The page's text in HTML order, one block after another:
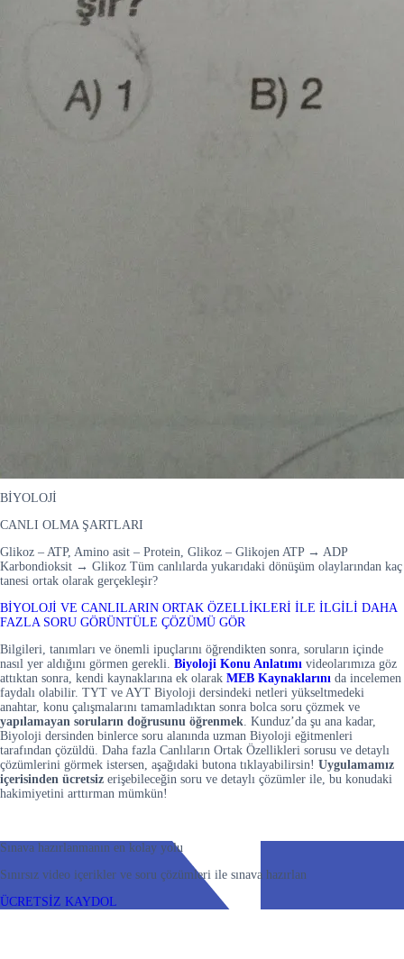
BİYOLOJİ
CANLI OLMA ŞARTLARI
Glikoz – ATP, Amino asit – Protein, Glikoz – Glikojen ATP → ADP
Karbondioksit → Glikoz Tüm canlılarda yukarıdaki dönüşüm olaylarından kaç
tanesi ortak olarak gerçekleşir?
BİYOLOJİ VE CANLILARIN ORTAK ÖZELLİKLERİ İLE İLGİLİ DAHA
FAZLA SORU GÖRÜNTÜLE ÇÖZÜMÜ GÖR
Bilgileri, tanımları ve önemli ipuçlarını öğrendikten sonra, soruların içinde
nasıl yer aldığını görmen gerekli. Biyoloji Konu Anlatımı videolarımıza göz
attıktan sonra, kendi kaynaklarına ek olarak MEB Kaynaklarını da incelemen
faydalı olabilir. TYT ve AYT Biyoloji dersindeki netleri yükseltmedeki
anahtar, konu çalışmalarını tamamladıktan sonra bolca soru çözmek ve
yapılamayan soruların doğrusunu öğrenmek. Kunduz’da şu ana kadar,
Biyoloji dersinden binlerce soru alanında uzman Biyoloji eğitmenleri
tarafından çözüldü. Daha fazla Canlıların Ortak Özellikleri sorusu ve detaylı
çözümlerini görmek istersen, aşağıdaki butona tıklayabilirsin! Uygulamamız
içerisinden ücretsiz erişebileceğin soru ve detaylı çözümler ile, bu konudaki
hakimiyetini arttırman mümkün!
Sınava hazırlanmanın en kolay yolu
Sınırsız video içerikler ve soru çözümleri ile sınava hazırlan
ÜCRETSİZ KAYDOL